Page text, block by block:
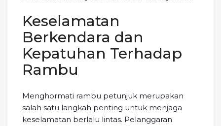
Keselamatan
Berkendara dan
Kepatuhan Terhadap
Rambu
Menghormati rambu petunjuk merupakan
salah satu langkah penting untuk menjaga
keselamatan berlalu lintas. Pelanggaran